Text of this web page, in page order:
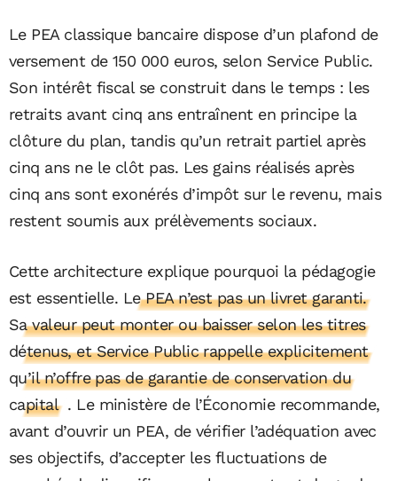
Le PEA classique bancaire dispose d’un plafond de
versement de 150 000 euros, selon Service Public.
Son intérêt fiscal se construit dans le temps : les
retraits avant cinq ans entraînent en principe la
clôture du plan, tandis qu’un retrait partiel après
cinq ans ne le clôt pas. Les gains réalisés après
cinq ans sont exonérés d’impôt sur le revenu, mais
restent soumis aux prélèvements sociaux.
Cette architecture explique pourquoi la pédagogie
est essentielle. Le PEA n’est pas un livret garanti.
Sa valeur peut monter ou baisser selon les titres
détenus, et Service Public rappelle explicitement
qu’il n’offre pas de garantie de conservation du
capital . Le ministère de l’Économie recommande,
avant d’ouvrir un PEA, de vérifier l’adéquation avec
ses objectifs, d’accepter les fluctuations de